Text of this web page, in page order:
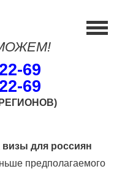
69
69
для россиян
предполагаемого